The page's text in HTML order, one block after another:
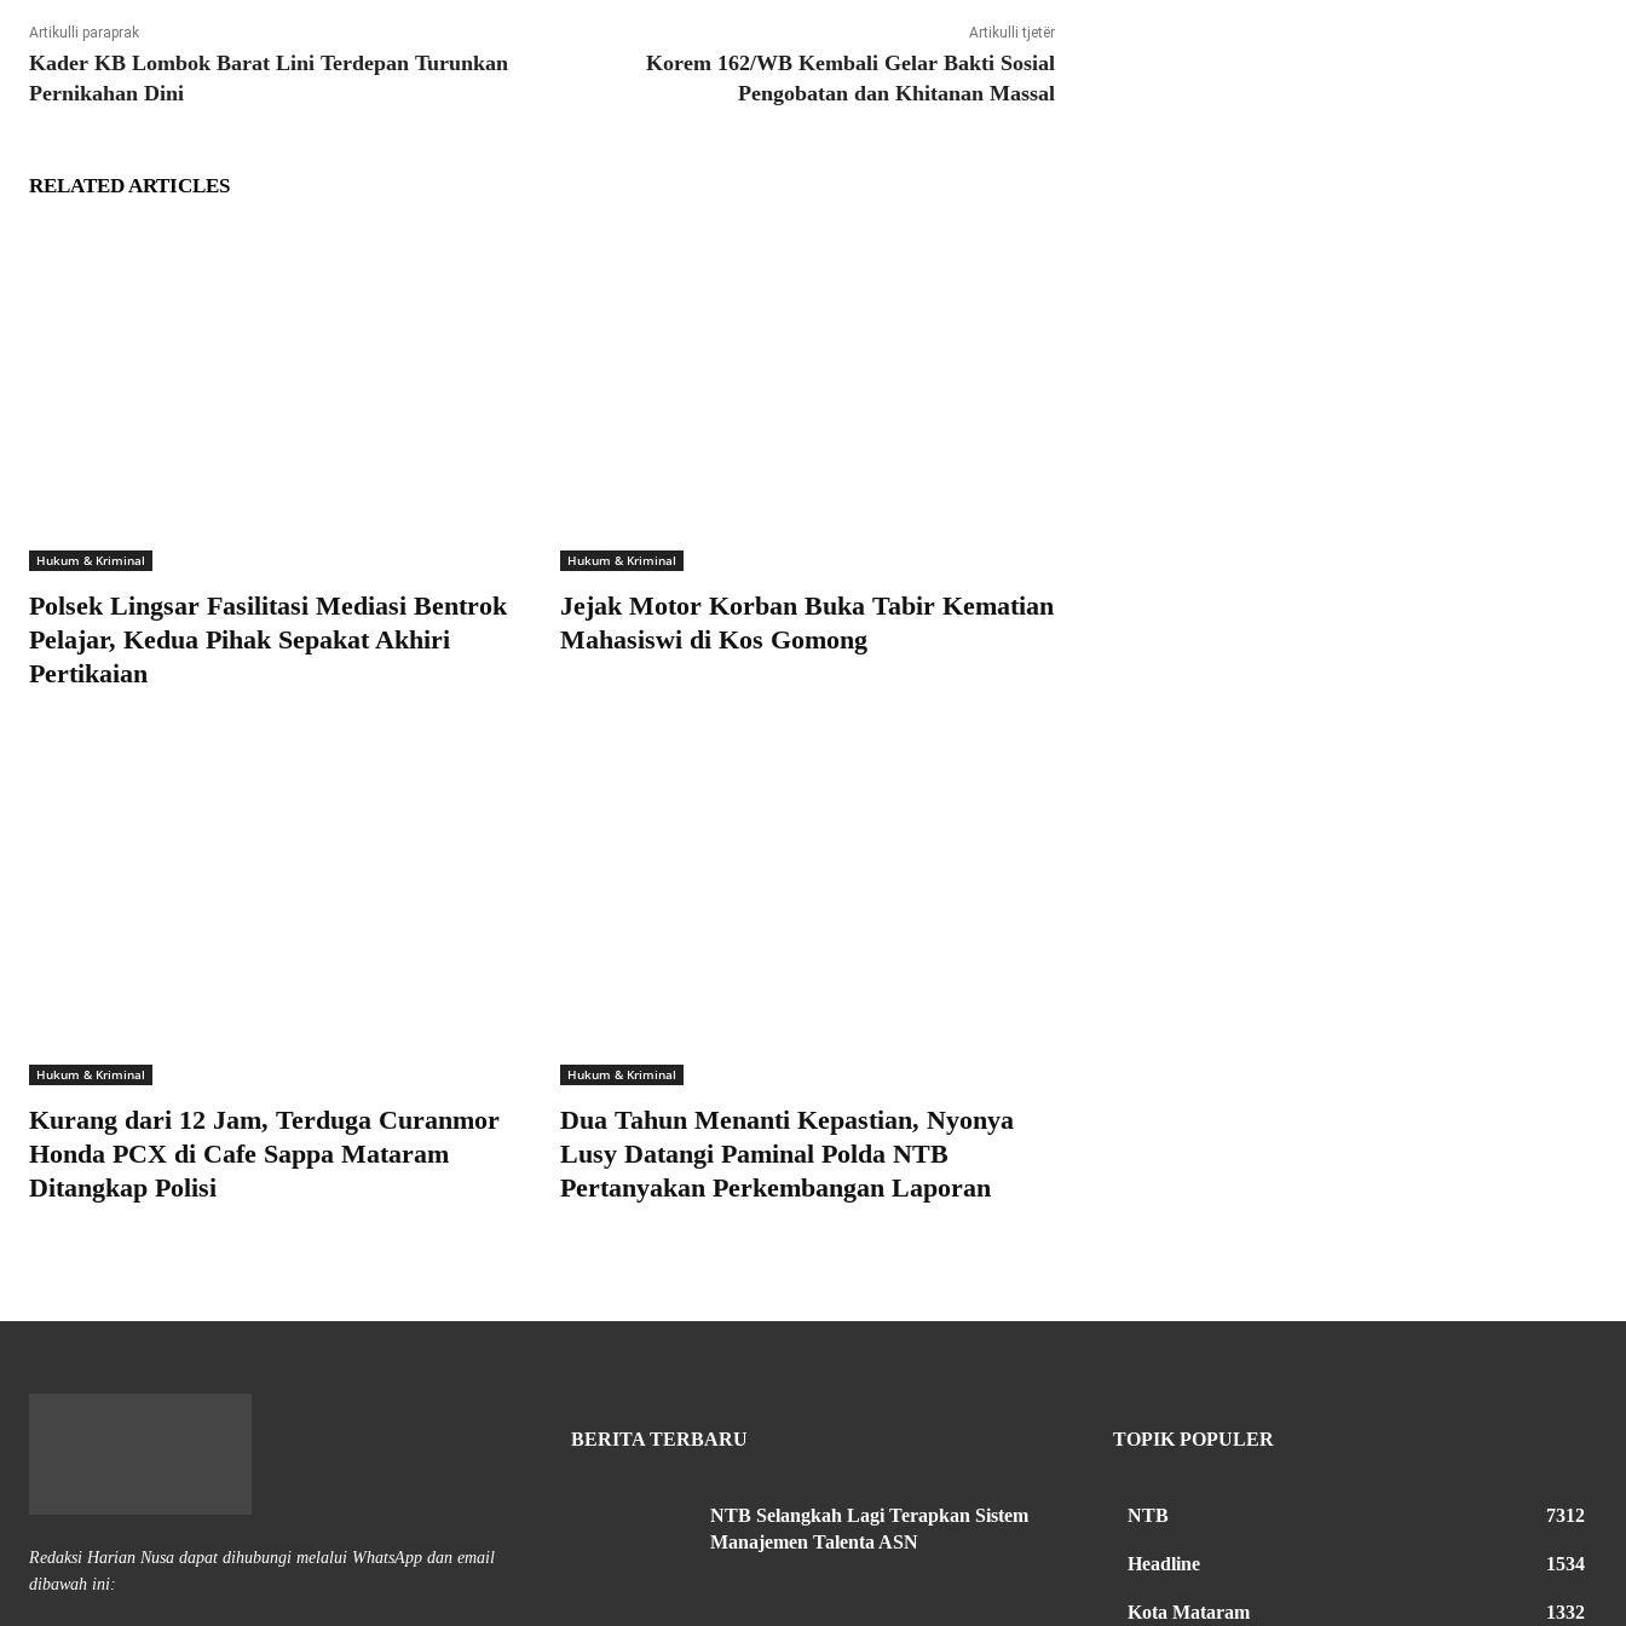
Artikulli paraprak
Kader KB Lombok Barat Lini Terdepan Turunkan
Pernikahan Dini
Artikulli tjetër
Korem 162/WB Kembali Gelar Bakti Sosial
Pengobatan dan Khitanan Massal
RELATED ARTICLES
Hukum & Kriminal
Polsek Lingsar Fasilitasi Mediasi Bentrok
Pelajar, Kedua Pihak Sepakat Akhiri
Pertikaian
Hukum & Kriminal
Jejak Motor Korban Buka Tabir Kematian
Mahasiswi di Kos Gomong
Hukum & Kriminal
Kurang dari 12 Jam, Terduga Curanmor
Honda PCX di Cafe Sappa Mataram
Ditangkap Polisi
Hukum & Kriminal
Dua Tahun Menanti Kepastian, Nyonya
Lusy Datangi Paminal Polda NTB
Pertanyakan Perkembangan Laporan
Redaksi Harian Nusa dapat dihubungi melalui WhatsApp dan email
dibawah ini:
BERITA TERBARU
NTB Selangkah Lagi Terapkan Sistem
Manajemen Talenta ASN
TOPIK POPULER
NTB 7312
Headline 1534
Kota Mataram 1332